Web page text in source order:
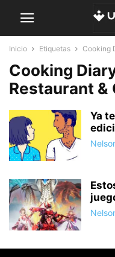
Inicio Etiquetas Cooking
Cooking
Restaurant &
Ya